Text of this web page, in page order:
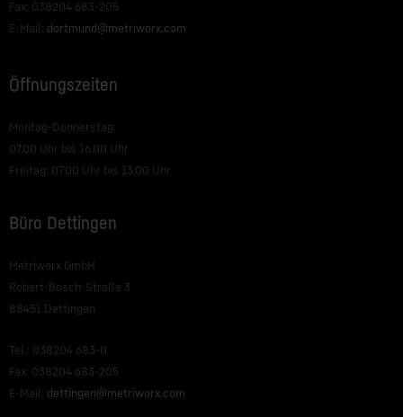
Fax: 038204 683-205
E-Mail: dortmund@metriworx.com
Öffnungszeiten
Montag-Donnerstag:
07.00 Uhr bis 16.00 Uhr
Freitag: 07.00 Uhr bis 13.00 Uhr
Büro Dettingen
Metriworx GmbH
Robert-Bosch-Straße 3
88451 Dettingen
Tel.: 038204 683-0
Fax: 038204 683-205
E-Mail: dettingen@metriworx.com